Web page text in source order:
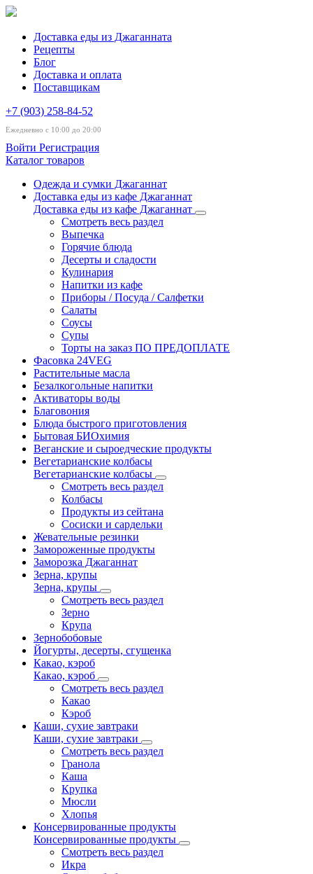
Доставка еды из Джаганната
Рецепты
Блог
Доставка и оплата
Поставщикам
+7 (903) 258-84-52
Ежедневно с 10:00 до 20:00
Войти Регистрация
Каталог товаров
Одежда и сумки Джаганнат
Доставка еды из кафе Джаганнат
Доставка еды из кафе Джаганнат
Смотреть весь раздел
Выпечка
Горячие блюда
Десерты и сладости
Кулинария
Напитки из кафе
Приборы / Посуда / Салфетки
Салаты
Соусы
Супы
Торты на заказ ПО ПРЕДОПЛАТЕ
Фасовка 24VEG
Растительные масла
Безалкогольные напитки
Активаторы воды
Благовония
Блюда быстрого приготовления
Бытовая БИОхимия
Веганские и сыроедческие продукты
Вегетарианские колбасы
Вегетарианские колбасы
Смотреть весь раздел
Колбасы
Продукты из сейтана
Сосиски и сардельки
Жевательные резинки
Замороженные продукты
Заморозка Джаганнат
Зерна, крупы
Зерна, крупы
Смотреть весь раздел
Зерно
Крупа
Зернобобовые
Йогурты, десерты, сгущенка
Какао, кэроб
Какао, кэроб
Смотреть весь раздел
Какао
Кэроб
Каши, сухие завтраки
Каши, сухие завтраки
Смотреть весь раздел
Гранола
Каша
Крупка
Мюсли
Хлопья
Консервированные продукты
Консервированные продукты
Смотреть весь раздел
Икра